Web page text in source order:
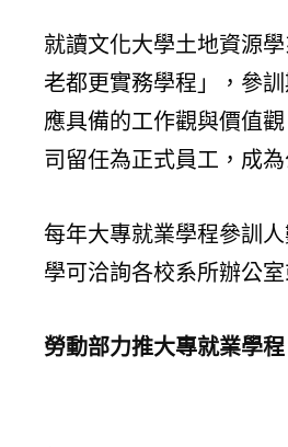
就讀文化大學土地資源
老都更實務學程」，參
應具備的工作觀與價值
司留任為正式員工，成
每年大專就業學程參訓
學可洽詢各校系所辦公
勞動部力推大專就業學